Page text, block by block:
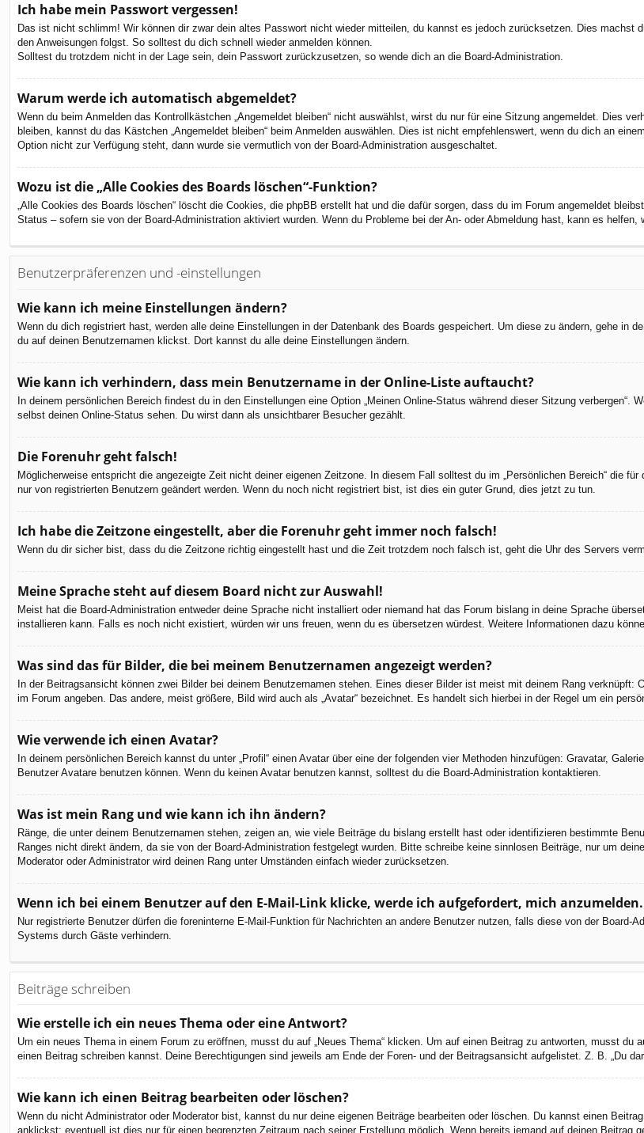
Ich habe mein Passwort vergessen!
Das ist nicht schlimm! Wir können dir zwar dein altes Passwort nicht wieder mitteilen, du kannst es jedoch zurücksetzen. Dies machst
den Anweisungen folgst. So solltest du dich schnell wieder anmelden können.
Solltest du trotzdem nicht in der Lage sein, dein Passwort zurückzusetzen, so wende dich an die Board-Administration.
Warum werde ich automatisch abgemeldet?
Wenn du beim Anmelden das Kontrollkästchen „Angemeldet bleiben“ nicht auswählst, wirst du nur für eine Sitzung angemeldet. Dies
bleiben, kannst du das Kästchen „Angemeldet bleiben“ beim Anmelden auswählen. Dies ist nicht empfehlenswert, wenn du dich an
Option nicht zur Verfügung steht, dann wurde sie vermutlich von der Board-Administration ausgeschaltet.
Wozu ist die „Alle Cookies des Boards löschen“-Funktion?
„Alle Cookies des Boards löschen“ löscht die Cookies, die phpBB erstellt hat und die dafür sorgen, dass du im Forum angemeldet
Status – sofern sie von der Board-Administration aktiviert wurden. Wenn du Probleme bei der An- oder Abmeldung hast, kann es
Benutzerpräferenzen und -einstellungen
Wie kann ich meine Einstellungen ändern?
Wenn du dich registriert hast, werden alle deine Einstellungen in der Datenbank des Boards gespeichert. Um diese zu ändern, gehe in
du auf deinen Benutzernamen klickst. Dort kannst du alle deine Einstellungen ändern.
Wie kann ich verhindern, dass mein Benutzername in der Online-Liste auftaucht?
In deinem persönlichen Bereich findest du in den Einstellungen eine Option „Meinen Online-Status während dieser Sitzung
selbst deinen Online-Status sehen. Du wirst dann als unsichtbarer Besucher gezählt.
Die Forenuhr geht falsch!
Möglicherweise entspricht die angezeigte Zeit nicht deiner eigenen Zeitzone. In diesem Fall solltest du im „Persönlichen Bereich“ die
nur von registrierten Benutzern geändert werden. Wenn du noch nicht registriert bist, ist dies ein guter Grund, dies jetzt zu tun.
Ich habe die Zeitzone eingestellt, aber die Forenuhr geht immer noch falsch!
Wenn du dir sicher bist, dass du die Zeitzone richtig eingestellt hast und die Zeit trotzdem noch falsch ist, geht die Uhr des Servers
Meine Sprache steht auf diesem Board nicht zur Auswahl!
Meist hat die Board-Administration entweder deine Sprache nicht installiert oder niemand hat das Forum bislang in deine Sprache
installieren kann. Falls es noch nicht existiert, würden wir uns freuen, wenn du es übersetzen würdest. Weitere Informationen dazu
Was sind das für Bilder, die bei meinem Benutzernamen angezeigt werden?
In der Beitragsansicht können zwei Bilder bei deinem Benutzernamen stehen. Eines dieser Bilder ist meist mit deinem Rang
im Forum angeben. Das andere, meist größere, Bild wird auch als „Avatar“ bezeichnet. Es handelt sich hierbei in der Regel um ein
Wie verwende ich einen Avatar?
In deinem persönlichen Bereich kannst du unter „Profil“ einen Avatar über eine der folgenden vier Methoden hinzufügen: Gravatar,
Benutzer Avatare benutzen können. Wenn du keinen Avatar benutzen kannst, solltest du die Board-Administration kontaktieren.
Was ist mein Rang und wie kann ich ihn ändern?
Ränge, die unter deinem Benutzernamen stehen, zeigen an, wie viele Beiträge du bislang erstellt hast oder identifizieren bestimmte
Ranges nicht direkt ändern, da sie von der Board-Administration festgelegt wurden. Bitte schreibe keine sinnlosen Beiträge, nur um
Moderator oder Administrator wird deinen Rang unter Umständen einfach wieder zurücksetzen.
Wenn ich bei einem Benutzer auf den E-Mail-Link klicke, werde ich aufgefordert, mich anzumelden.
Nur registrierte Benutzer dürfen die foreninterne E-Mail-Funktion für Nachrichten an andere Benutzer nutzen, falls diese von der
Systems durch Gäste verhindern.
Beiträge schreiben
Wie erstelle ich ein neues Thema oder eine Antwort?
Um ein neues Thema in einem Forum zu eröffnen, musst du auf „Neues Thema“ klicken. Um auf einen Beitrag zu antworten, musst
einen Beitrag schreiben kannst. Deine Berechtigungen sind jeweils am Ende der Foren- und der Beitragsansicht aufgelistet. Z. B. „Du
Wie kann ich einen Beitrag bearbeiten oder löschen?
Wenn du nicht Administrator oder Moderator bist, kannst du nur deine eigenen Beiträge bearbeiten oder löschen. Du kannst einen
anklickst; eventuell ist dies nur für einen begrenzten Zeitraum nach seiner Erstellung möglich. Wenn bereits jemand auf deinen Beitrag